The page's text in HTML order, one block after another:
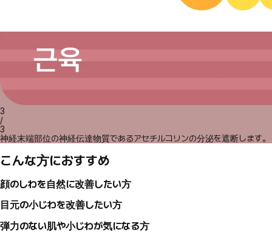
3
/
3
神経末端部位の神経伝達物質であるアセチルコリンの分泌を遮断します。
こんな方におすすめ
顔のしわを自然に改善したい方
目元の小じわを改善したい方
弾力のない肌や小じわが気になる方